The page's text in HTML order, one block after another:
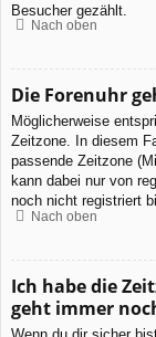
Besucher gezählt.
Nach oben
Die Forenuhr
Möglicherweise
Zeitzone. In diesem
passende Zeitzone
kann dabei nur von
noch nicht registriert
Nach oben
Ich habe die
geht immer